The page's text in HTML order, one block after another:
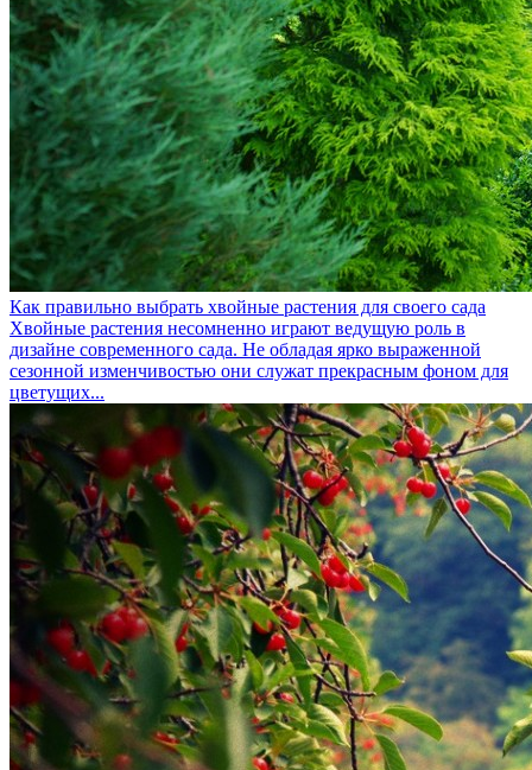
Как правильно выбрать хвойные растения для своего сада
Хвойные растения несомненно играют ведущую роль в
дизайне современного сада. Не обладая ярко выраженной
сезонной изменчивостью они служат прекрасным фоном для
цветущих...